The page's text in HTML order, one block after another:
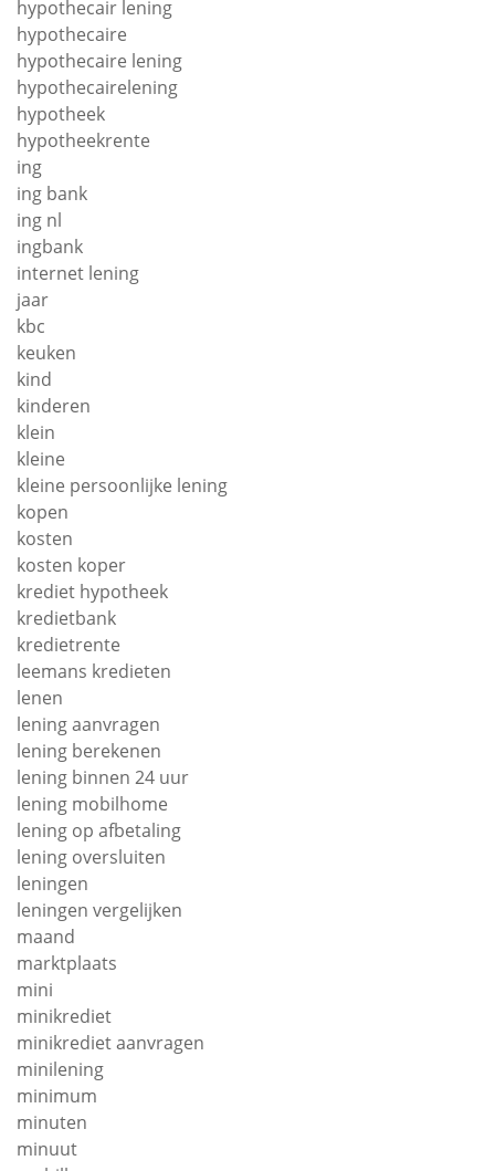
hypothecair lening
hypothecaire
hypothecaire lening
hypothecairelening
hypotheek
hypotheekrente
ing
ing bank
ing nl
ingbank
internet lening
jaar
kbc
keuken
kind
kinderen
klein
kleine
kleine persoonlijke lening
kopen
kosten
kosten koper
krediet hypotheek
kredietbank
kredietrente
leemans kredieten
lenen
lening aanvragen
lening berekenen
lening binnen 24 uur
lening mobilhome
lening op afbetaling
lening oversluiten
leningen
leningen vergelijken
maand
marktplaats
mini
minikrediet
minikrediet aanvragen
minilening
minimum
minuten
minuut